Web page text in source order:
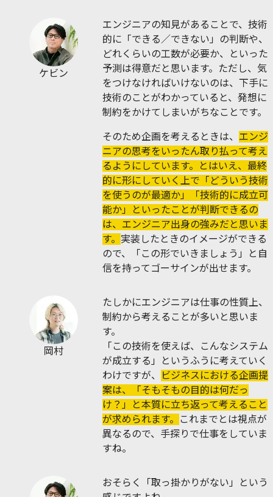
ケビン
エンジニアの知見があることで、技術
的に「できる／できない」の判断や、
どれくらいの工数が必要か、といった
予測は得意だと思います。ただし、気
をつけなければいけないのは、下手に
技術のことがわかっていると、発想に
制約をかけてしまいがちなことです。
そのため企画を考えるときは、 エンジ
ニアの思考をいったん取り払って考え
るようにしています。とはいえ、最終
的に形にしていく上で「どういう技術
を使うのが最適か」「技術的に成立可
能か」といったことが判断できるの
は、エンジニア出身の強みだと思いま
す。 実装したときのイメージができる
ので、「この形でいきましょう」と自
信を持ってゴーサインが出せます。
岡村
たしかにエンジニアは仕事の性質上、
制約から考えることが多いと思いま
す。
「この技術を使えば、こんなシステム
が成立する」というふうに考えていく
わけですが、
ビジネスにおける企画提
案は、「そもそもの目的は何だっ
け？」と本質に立ち返って考えること
が求められます。
これまでとは視点が
異なるので、手探りで仕事をしていま
すね。
おそらく「取っ掛かりがない」という